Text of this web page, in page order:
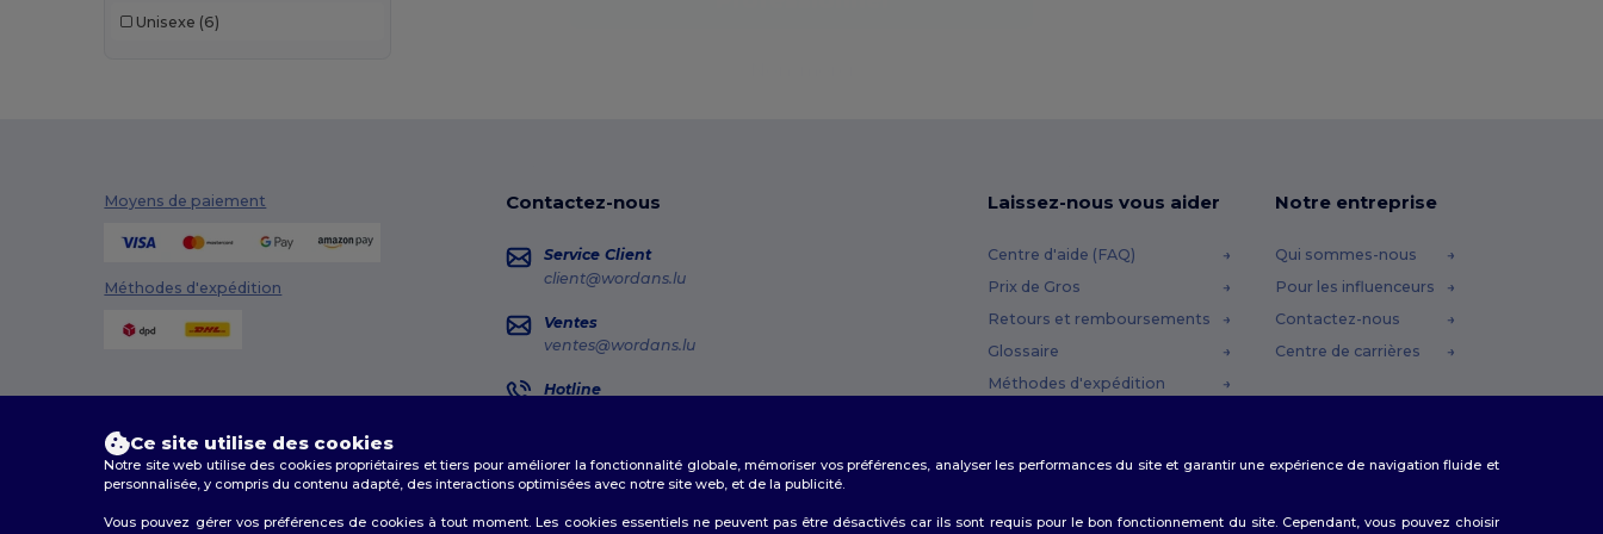
Unisexe (6)
Moyens de paiement
Méthodes d'expédition
Contactez-nous
Service Client
client@wordans.lu
Ventes
ventes@wordans.lu
Hotline
Suivi de commande
Laissez-nous vous aider
Centre d'aide (FAQ)
Prix de Gros
Retours et remboursements
Glossaire
Méthodes d'expédition
Notre entreprise
Qui sommes-nous
Pour les influenceurs
Contactez-nous
Centre de carrières
Ce site utilise des cookies
Notre site web utilise des cookies propriétaires et tiers pour améliorer la fonctionnalité globale, mémoriser vos préférences, analyser les performances du site et garantir une expérience de navigation fluide et
personnalisée, y compris du contenu adapté, des interactions optimisées avec notre site web, et de la publicité.
Vous pouvez gérer vos préférences de cookies à tout moment. Les cookies essentiels ne peuvent pas être désactivés car ils sont requis pour le bon fonctionnement du site. Cependant, vous pouvez choisir